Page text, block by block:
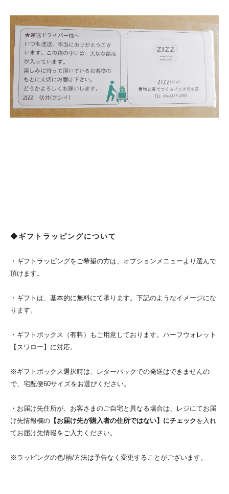
◆ギフトラッピングについて
・ギフトラッピングをご希望の方は、オプションメニューより選んで
頂けます。
・ギフトは、基本的に無料にて承ります。下記のようなイメージにな
ります。
・ギフトボックス（有料）もご用意しております。ハーフウォレット
【スワロー】に対応。
※ギフトボックス選択時は、レターパックでの発送はできませんの
で、宅配便60サイズをお選びください。
・お届け先住所が、お客さまのご自宅と異なる場合は、レジにてお届
け先情報欄の 【お届け先が購入者の住所ではない】にチェックを入れ
てお届け先情報をご入力ください。
※ラッピングの色/柄/方法は予告なく変更することがございます。